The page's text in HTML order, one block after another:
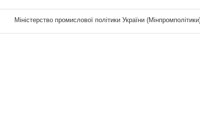
Міністерство промислової політики України